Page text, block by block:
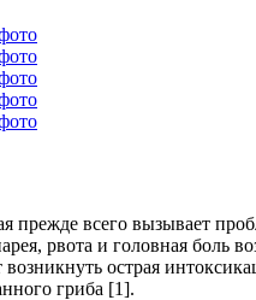
прежде всего вызывает
рвота и головная боль
острая
гриба [1].